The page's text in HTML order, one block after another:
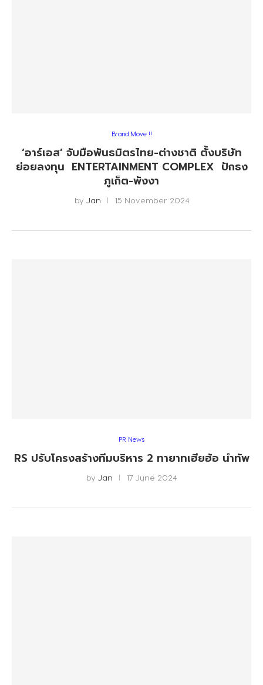
Brand Move !!
‘อาร์เอส’ จับมือพันธมิตรไทย-ต่างชาติ ตั้งบริษัท
ย่อยลงทุน ENTERTAINMENT COMPLEX ปักธง
ภูเก็ต-พังงา
by Jan 15 November 2024
PR News
RS ปรับโครงสร้างทีมบริหาร 2 ทายาทเฮียฮ้อ นำทัพ
by Jan 17 June 2024